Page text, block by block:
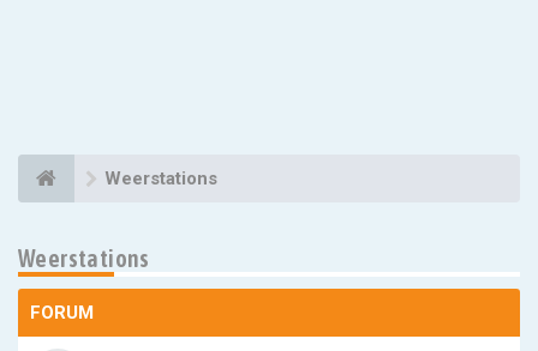
Weerstations
Weerstations
FORUM